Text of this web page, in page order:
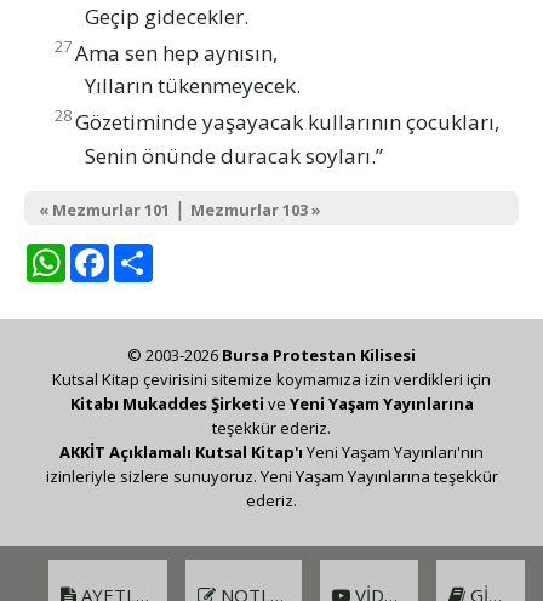
Geçip gidecekler.
27Ama sen hep aynısın,
Yılların tükenmeyecek.
28Gözetiminde yaşayacak kullarının çocukları,
Senin önünde duracak soyları.”
« Mezmurlar 101 | Mezmurlar 103 »
WhatsAppFacebook
AYETLER NOTLAR VIDEO GIRIŞ
© 2003-2026 Bursa Protestan Kilisesi
Kutsal Kitap çevirisini sitemize koymamıza izin verdikleri için
Kitabı Mukaddes Şirketi ve Yeni Yaşam Yayınlarına
teşekkür ederiz.
AKKİT Açıklamalı Kutsal Kitap'ı Yeni Yaşam Yayınları'nın
izinleriyle sizlere sunuyoruz. Yeni Yaşam Yayınlarına teşekkür
ederiz.